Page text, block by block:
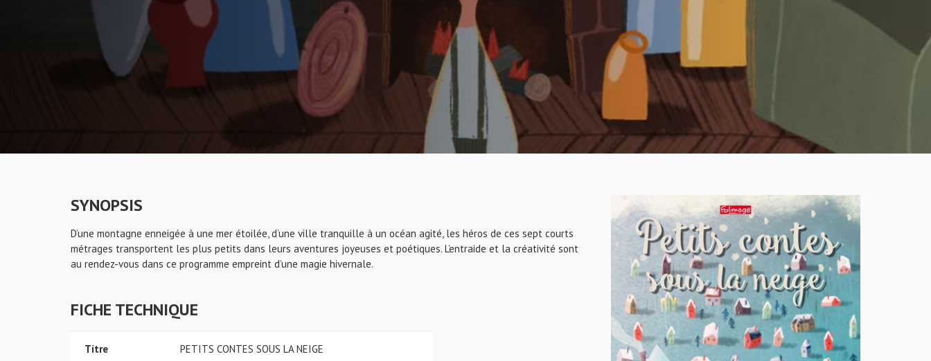
SYNOPSIS
D’une montagne enneigée à une mer étoilée, d’une ville tranquille à un océan agité, les héros de ces sept courts
métrages transportent les plus petits dans leurs aventures joyeuses et poétiques. L’entraide et la créativité sont
au rendez-vous dans ce programme empreint d’une magie hivernale.
FICHE TECHNIQUE
Titre PETITS CONTES SOUS LA NEIGE